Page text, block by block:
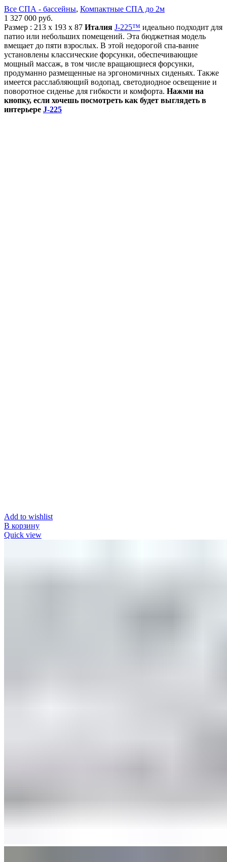
Все СПА - бассейны, Компактные СПА до 2м
1 327 000 руб.
Размер : 213 x 193 x 87 Италия J-225™ идеально подходит для
патио или небольших помещений. Эта бюджетная модель
вмещает до пяти взрослых. В этой недорогой спа-ванне
установлены классические форсунки, обеспечивающие
мощный массаж, в том числе вращающиеся форсунки,
продуманно размещенные на эргономичных сиденьях. Также
имеется расслабляющий водопад, светодиодное освещение и
поворотное сиденье для гибкости и комфорта. Нажми на
кнопку, если хочешь посмотреть как будет выглядеть в
интерьере J-225
Add to wishlist
В корзину
Quick view